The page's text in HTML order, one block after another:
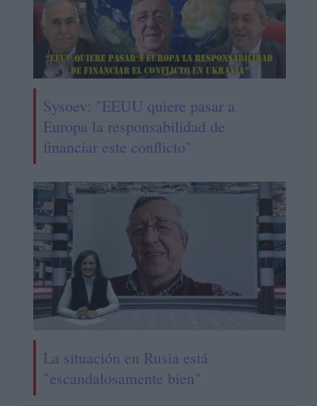
Sysoev: "EEUU quiere pasar a
Europa la responsabilidad de
financiar este conflicto"
La situación en Rusia está
"escandalosamente bien"